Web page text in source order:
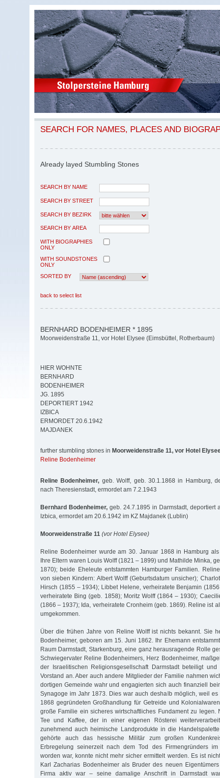
SEARCH FOR NAMES, PLACES AND
Already layed Stumbling Stones
SEARCH BY NAME
SEARCH BY STREET
SEARCH BY BEZIRK
SEARCH BY AREA
WITH BIOGRAPHIES
ONLY
WITH SOUNDSTONES
ONLY
SORTED BY
back to select list
BERNHARD BODENHEIMER * 1895
Moorweidenstraße 11, vor Hotel Elysee (Eimsbüttel, Rotherbaum)
HIER WOHNTE
BERNHARD
BODENHEIMER
JG. 1895
DEPORTIERT 1942
IZBICA
ERMORDET 20.6.1942
MAJDANEK
further stumbling stones in Moorweidenstraße 11, vor Hotel
Reline Bodenheimer
Reline Bodenheimer, geb. Wolff, geb. 30.1.1868 in Hamburg,
nach Theresienstadt, ermordet am 7.2.1943
Bernhard Bodenheimer, geb. 24.7.1895 in Darmstadt, deportiert
Izbica, ermordet am 20.6.1942 im KZ Majdanek (Lublin)
Moorweidenstraße 11 (vor Hotel Elysee)
Reline Bodenheimer wurde am 30. Januar 1868 in Hamburg
Ihre Eltern waren Louis Wolff (1821 – 1899) und Mathilde Minka,
1870); beide Eheleute entstammten Hamburger Familien.
von sieben Kindern: Albert Wolff (Geburtsdatum unsicher);
Hirsch (1855 – 1934); Libbet Helene, verheiratete Benjamin
verheiratete Bing (geb. 1858); Moritz Wolff (1864 – 1930);
(1866 – 1937); Ida, verheiratete Cronheim (geb. 1869). Reline ist
umgekommen.
Über die frühen Jahre von Reline Wolff ist nichts bekannt. Sie
Bodenheimer, geboren am 15. Juni 1862. Ihr Ehemann
Raum Darmstadt, Starkenburg, eine ganz herausragende Rolle
Schwiegervater Reline Bodenheimers, Herz Bodenheimer,
der Israelitischen Religionsgesellschaft Darmstadt beteiligt
Vorstand an. Aber auch andere Mitglieder der Familie nahmen
dortigen Gemeinde wahr und engagierten sich auch finanziell
Synagoge im Jahr 1873. Dies war auch deshalb möglich, weil es
1868 gegründeten Großhandlung für Getreide und
große Familie ein sicheres wirtschaftliches Fundament zu legen.
Tee und Kaffee, der in einer eigenen Rösterei
zunehmend auch heimische Landprodukte in die
gehörte auch das hessische Militär zum großen
Erbregelung seinerzeit nach dem Tod des Firmengründers
worden war, konnte nicht mehr sicher ermittelt werden. Es ist
Karl Zacharias Bodenheimer als Bruder des neuen
Firma aktiv war – seine damalige Anschrift in Darmstadt